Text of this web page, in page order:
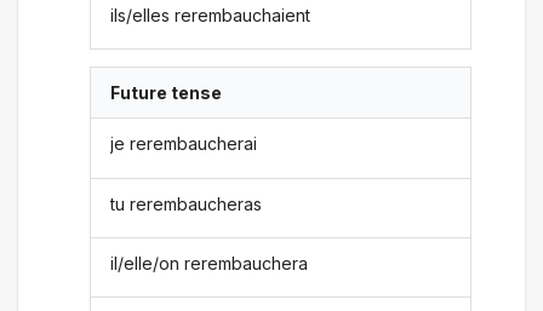
ils/elles rerembauchaient
Future tense
je rerembaucherai
tu rerembaucheras
il/elle/on rerembauchera